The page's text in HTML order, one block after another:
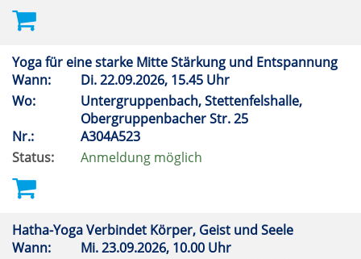
Yoga für eine starke Mitte Stärkung und Entspannung
Wann:
Di.22.09.2026, 15.45 Uhr
Wo:
Untergruppenbach, Stettenfelshalle,
Obergruppenbacher Str. 25
Nr.:
A304A523
Status:
Anmeldung möglich
Hatha-Yoga Verbindet Körper, Geist und Seele
Wann:
Mi.23.09.2026, 10.00 Uhr